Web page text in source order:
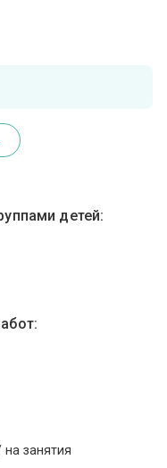
детей:
занятия